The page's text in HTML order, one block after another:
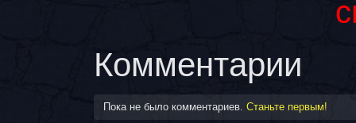
Комментарии
Пока не было комментариев. Станьте первым!